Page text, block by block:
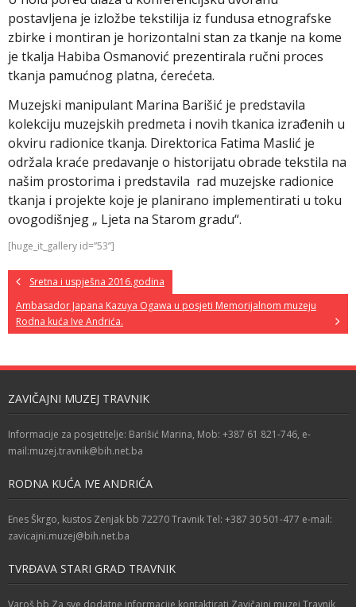
postavljena je izložbe tekstilija iz fundusa etnografske
zbirke i montiran je horizontalni stan za tkanje na kome
je tkalja Habiba Osmanović prezentirala ručni proces
tkanja pamućnog platna, ćerećeta.
Muzejski manipulant Marina Barišić je predstavila
kolekciju muzejskih predmeta i novih tkanica izrađenih u
okviru radionice tkanja. Direktorica Fatima Maslić je
održala kraće predavanje o historijatu obrade tekstila na
našim prostorima i predstavila rad muzejske radionice
tkanja i projekte koje je planirano implementirati u toku
ovogodišnjeg „ Ljeta na Starom gradu“.
[huge_it_gallery id=”53”]
Sretna i uspješna 2016.godina
Ambasador Japana Kazuya Ogawa u posjeti Memorijalnom muzeju
Rodna kuća Ive Andrića.
ZAVIČAJNI MUZEJ TRAVNIK
Informacije za posjetitelje: Barišić Marina, Mob: +387 61 821-746, e-
mail:muzej.travnik@bih.net.ba
RODNA KUĆA IVE ANDRIĆA
Enes Škrgo, kustos Zenjak bb 72270 Travnik Tel: +387 30 501-477 e-mail:
zavicajni.muzej@bih.net.ba
TVRĐAVA STARI GRAD TRAVNIK